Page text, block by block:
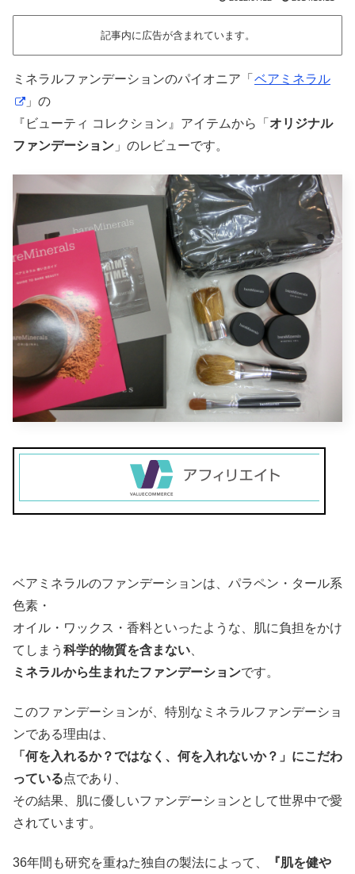
記事内に広告が含まれています。
ミネラルファンデーションのパイオニア「 ベアミネラル
」の
『ビューティ コレクション』アイテムから「 オリジナル
ファンデーション 」のレビューです。
ベアミネラルのファンデーションは、パラペン・タール系
色素・
オイル・ワックス・香料といったような、肌に負担をかけ
てしまう 科学的物質を含まない
ミネラルから生まれたファンデーションです。
このファンデーションが、特別なミネラルファンデーショ
ンである理由は、
「何を入れるか？ではなく、何を入れないか？」にこだわ
っている点であり、
その結果、肌に優しいファンデーションとして世界中で愛
されています。
36年間も研究を重ねた独自の製法によって、
『肌を健や